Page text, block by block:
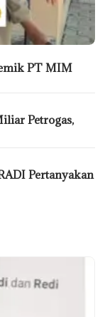
PT MIM
Petrogas,
Pertanyakan